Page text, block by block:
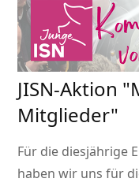
JISN-Aktion
Mitglieder
Für die diesjährige
haben wir uns für